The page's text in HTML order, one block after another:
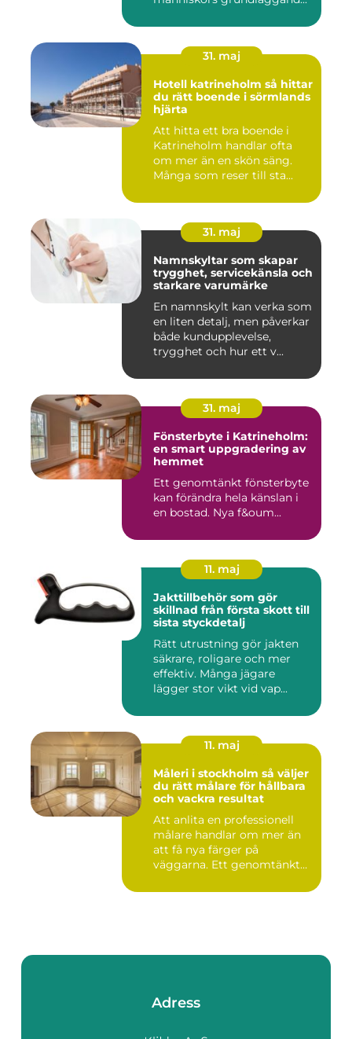
31. maj
Hotell katrineholm så hittar
du rätt boende i sörmlands
hjärta
Att hitta ett bra boende i
Katrineholm handlar ofta
om mer än en skön säng.
Många som reser till sta...
31. maj
Namnskyltar som skapar
trygghet, servicekänsla och
starkare varumärke
En namnskylt kan verka som
en liten detalj, men påverkar
både kundupplevelse,
trygghet och hur ett v...
31. maj
Fönsterbyte i Katrineholm:
en smart uppgradering av
hemmet
Ett genomtänkt fönsterbyte
kan förändra hela känslan i
en bostad. Nya f&oum...
11. maj
Jakttillbehör som gör
skillnad från första skott till
sista styckdetalj
Rätt utrustning gör jakten
säkrare, roligare och mer
effektiv. Många jägare
lägger stor vikt vid vap...
11. maj
Måleri i stockholm så väljer
du rätt målare för hållbara
och vackra resultat
Att anlita en professionell
målare handlar om mer än
att få nya färger på
väggarna. Ett genomtänkt
Adress